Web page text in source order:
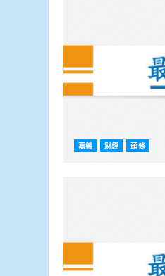
嘉義 財經 頭條